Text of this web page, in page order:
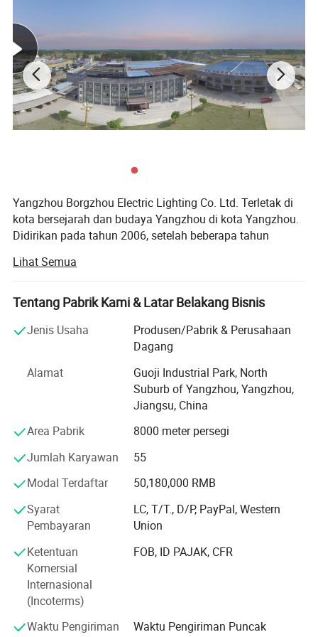
Yangzhou Borgzhou Electric Lighting Co. Ltd. Terletak di
kota bersejarah dan budaya Yangzhou di kota Yangzhou.
Didirikan pada tahun 2006, setelah beberapa tahun
tata cara teknik perkotaan di dalam negeri, pencahayaan
kota perkotaan, energi baru, lampu solar, dan rancangan
proyek pembangkit listrik, manufaktur, dan instalasi
Perusahaan grup ini memiliki tiga perusahaan: Jiangsu
litium ion polimer, aplikasi produk penyimpanan energi
surya, unit komunikasi, unit tenaga listrik bergerak, produk
elektronik, peralatan listrik, sepeda listrik dan industri
lainnya.
Yangzhou Borui Electric Lighting Co. Ltd terutama dalam
lampu solar, lampu rumput matahari, Gaogan Deng,
lampu jalanan perkotaan, lampu penerangan kota
perkotaan, lampu lanskap, dan sebagainya.
"Jiangsu Borui Traffic factern Computer Co., Ltd., power
tower, komunikasi, gantri jalan raya, tampilan f, tanda
jalan, lampu sinyal lalu lintas jalan, produk rangkaian alat
berat sinyal lalu lintas.
Sejak dibentuk, kelompok ini telah memenangkan
Lihat Semua
Tentang Pabrik Kami & Latar Belakang Bisnis
Jenis Usaha
Produsen/Pabrik & Perusahaan
Dagang
Alamat
Guoji Industrial Park, North
Suburb of Yangzhou, Yangzhou,
Jiangsu, China
Area Pabrik
8000 meter persegi
Jumlah Karyawan
55
Modal Terdaftar
50,180,000 RMB
Syarat
Pembayaran
LC, T/T., D/P, PayPal, Western
Union
Ketentuan
Komersial
Internasional
(Incoterms)
FOB, ID PAJAK, CFR
Waktu Pengiriman
Waktu Pengiriman Puncak